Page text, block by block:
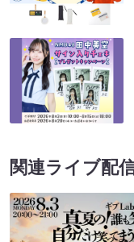
関連ライブ配